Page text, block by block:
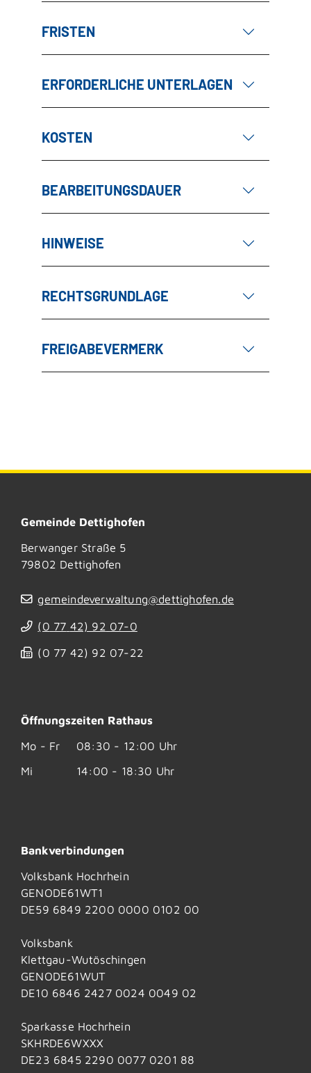
FRISTEN
ERFORDERLICHE UNTERLAGEN
KOSTEN
BEARBEITUNGSDAUER
HINWEISE
RECHTSGRUNDLAGE
FREIGABEVERMERK
Gemeinde Dettighofen
Berwanger Straße 5
79802 Dettighofen
gemeindeverwaltung@dettighofen.de
(0 77 42) 92 07-0
(0 77 42) 92 07-22
Öffnungszeiten Rathaus
Mo - Fr
08:30 - 12:00 Uhr
Mi
14:00 - 18:30 Uhr
Bankverbindungen
Volksbank Hochrhein
GENODE61WT1
DE59 6849 2200 0000 0102 00
Volksbank
Klettgau-Wutöschingen
GENODE61WUT
DE10 6846 2427 0024 0049 02
Sparkasse Hochrhein
SKHRDE6WXXX
DE23 6845 2290 0077 0201 88